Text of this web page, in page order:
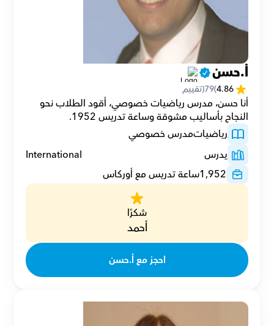
أ.حسن
4.86
(
79(تقييم
النجاح بأساليب مشوقة وساعة تدريس 1952.
رياضياتمدرس خصوصي
يدرس
International
1,952ساعة تدريس مع أوركاس
شكرًا
أحمد
احجز مع أ.حسن